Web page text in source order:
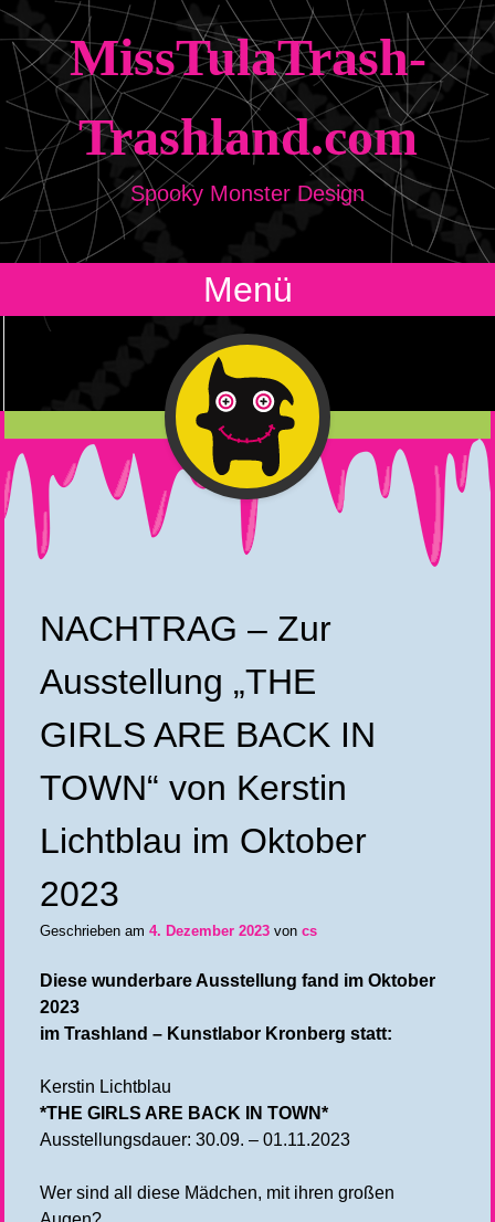
MissTulaTrash-
Trashland.com
Spooky Monster Design
Menü
NACHTRAG – Zur
Ausstellung „THE
GIRLS ARE BACK IN
TOWN“ von Kerstin
Lichtblau im Oktober
2023
Geschrieben am 4. Dezember 2023 von cs
Diese wunderbare Ausstellung fand im Oktober
2023
im Trashland – Kunstlabor Kronberg statt:
Kerstin Lichtblau
*THE GIRLS ARE BACK IN TOWN*
Ausstellungsdauer: 30.09. – 01.11.2023
Wer sind all diese Mädchen, mit ihren großen